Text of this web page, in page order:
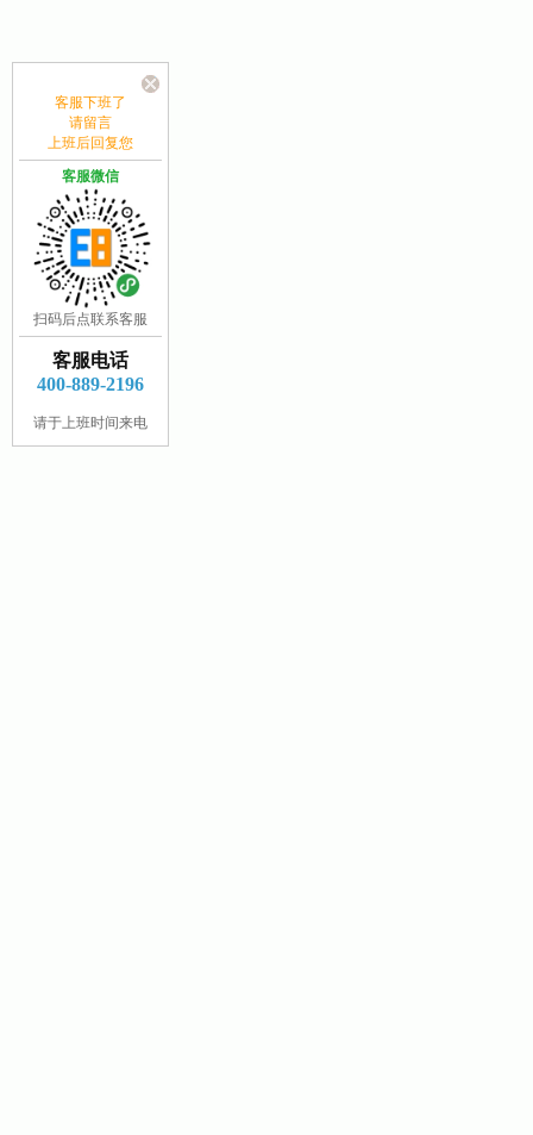
客服下班了
请留言
上班后回复您
客服微信
扫码后点联系客服
客服电话
400-889-2196
请于上班时间来电